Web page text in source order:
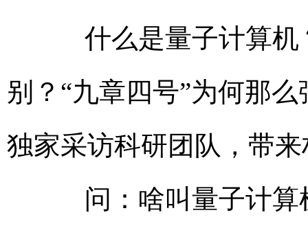
什么是量子计算机
别？“九章四号”为何那
独家采访科研团队，带
问：啥叫量子计算